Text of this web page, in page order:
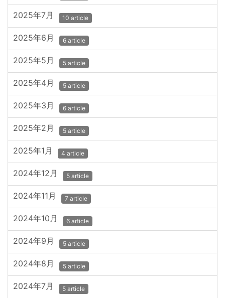
2025年7月 10 article
2025年6月 6 article
2025年5月 5 article
2025年4月 5 article
2025年3月 6 article
2025年2月 5 article
2025年1月 4 article
2024年12月 5 article
2024年11月 7 article
2024年10月 6 article
2024年9月 5 article
2024年8月 5 article
2024年7月 5 article